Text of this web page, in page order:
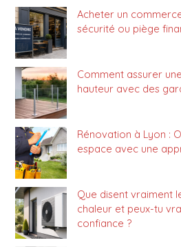
Acheter un
sécurité ou piège
Comment assurer
hauteur avec des
Rénovation à Lyon :
espace avec une
Que disent vraiment
chaleur et peux-tu
confiance ?